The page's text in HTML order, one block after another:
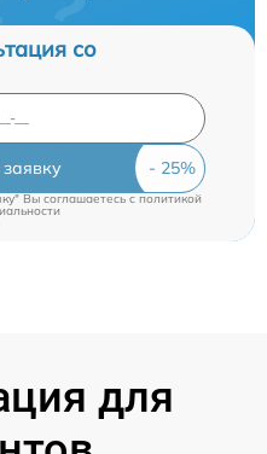
со
Вы соглашаетесь cполитикой
для